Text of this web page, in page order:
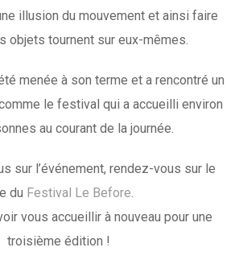
illusion du mouvement et ainsi faire
objets tournent sur eux-mêmes.
menée à son terme et a rencontré un
le festival qui a accueilli environ
au courant de la journée.
sur l’événement, rendez-vous sur le
du Festival Le Before
vous accueillir à nouveau pour une
troisième édition !